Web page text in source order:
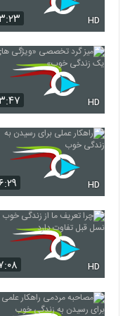
۵۱۸
94
۴۸۵ بازدید
۵۶۲
97
۴۷۱ بازدید
HD
HD
HD
HD